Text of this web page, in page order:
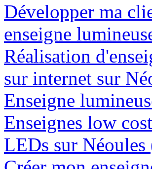
Développer ma
enseigne
Réalisation
sur internet sur
Enseigne
Enseignes low
LEDs sur Néoules